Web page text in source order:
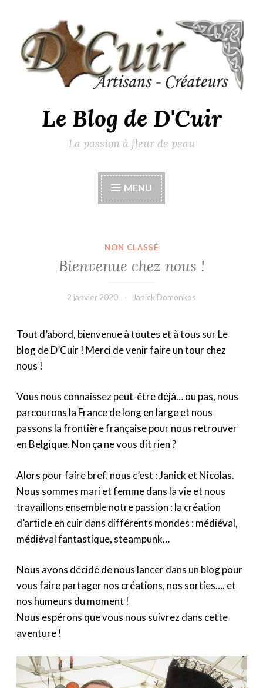
au
contenu
principal
Le Blog de D'Cuir
La passion à fleur de peau
MENU
NON CLASSÉ
Bienvenue chez nous !
2 janvier 2020 Janick Domonkos
Tout d’abord, bienvenue à toutes et à tous sur Le
blog de D’Cuir ! Merci de venir faire un tour chez
nous !
Vous nous connaissez peut-être déjà… ou pas, nous
parcourons la France de long en large et nous
passons la frontière française pour nous retrouver
en Belgique. Non ça ne vous dit rien ?
Alors pour faire bref, nous c’est : Janick et Nicolas.
Nous sommes mari et femme dans la vie et nous
travaillons ensemble notre passion : la création
d’article en cuir dans différents mondes : médiéval,
médiéval fantastique, steampunk…
Nous avons décidé de nous lancer dans un blog pour
vous faire partager nos créations, nos sorties…. et
nos humeurs du moment !
Nous espérons que vous nous suivrez dans cette
aventure !